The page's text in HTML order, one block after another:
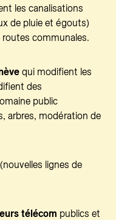
les canalisations
de pluie et égouts)
communales.
qui modifient les
des
public
arbres, modération de
(nouvelles lignes de
télécom publics et